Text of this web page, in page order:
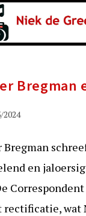
Bregman
2024
Bregman
en
rectificatie, wat